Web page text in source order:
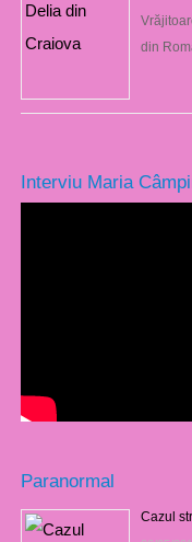
din
Interviu Maria
Paranormal
Cazul